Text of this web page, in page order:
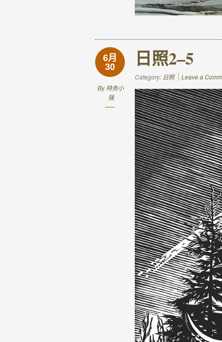
6月
30
By特务小
强
日照2–5
Category: 日照 Leave a